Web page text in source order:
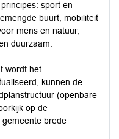
sport en
buurt, mobiliteit
mens en natuur,
duurzaam.
wordt het
kunnen de
(openbare
op de
gemeente brede